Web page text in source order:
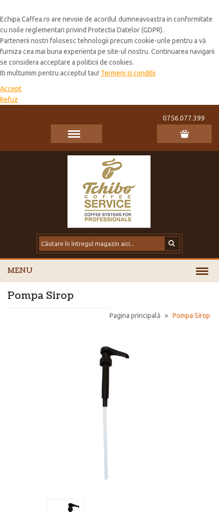
Echipa Caffea.ro are nevoie de acordul dumneavoastra in conformitate
cu noile reglementari privind Protectia Datelor (GDPR).
Partenerii nostri folosesc tehnologii precum cookie-urile pentru a vă
furniza cea mai buna experienta pe site-ul nostru. Continuarea navigarii
se considera acceptare a politicii de cookies.
Iti multumim pentru acceptul tau! Termeni si conditii
Accept
Refuz
0756.077.399
MENU
Pagina principală » Pompa Sirop
Pompa Sirop